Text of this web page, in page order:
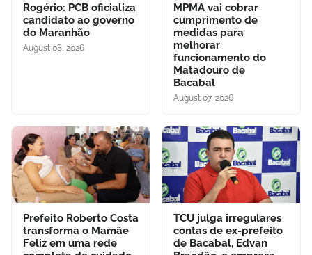
Rogério: PCB oficializa
candidato ao governo
do Maranhão
August 08, 2026
MPMA vai cobrar
cumprimento de
medidas para
melhorar
funcionamento do
Matadouro de
Bacabal
August 07, 2026
Prefeito Roberto Costa
transforma o Mamãe
Feliz em uma rede
TCU julga irregulares
contas de ex-prefeito
de Bacabal, Edvan